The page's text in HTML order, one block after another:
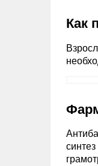
Как